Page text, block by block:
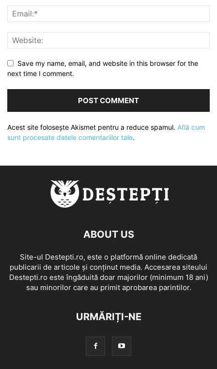
Save my name, email, and website in this browser for the
next time I comment.
Acest site folosește Akismet pentru a reduce spamul. Află cum
sunt procesate datele comentariilor tale.
ABOUT US
Site-ul Destepti.ro, este o platformă online dedicată
publicarii de articole și conținut media. Accesarea siteului
Destepti.ro este îngăduită doar majorilor (minimum 18 ani)
sau minorilor care au primit aprobarea parintilor.
URMĂRIȚI-NE